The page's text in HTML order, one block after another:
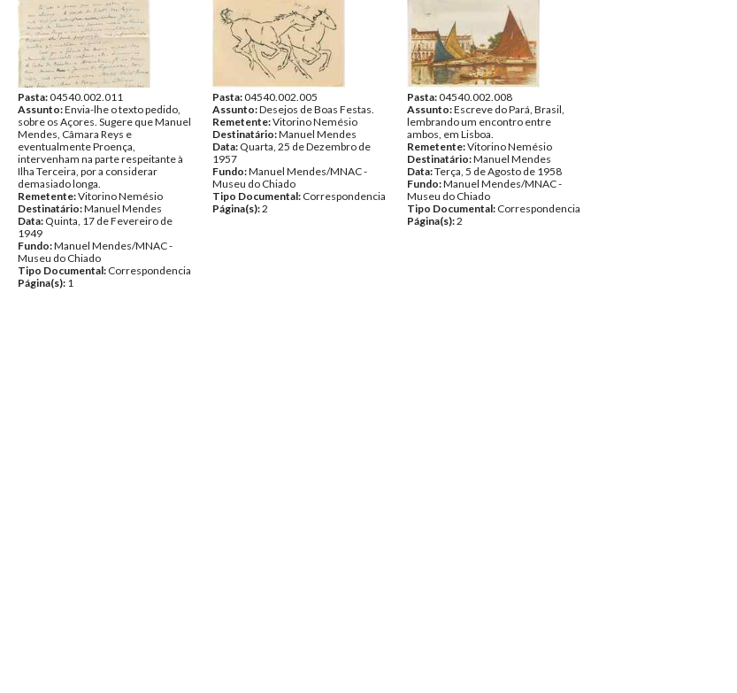
Pasta:04540.002.011
Assunto:Envia-lhe o texto pedido,
sobre os Açores. Sugere que Manuel
Mendes, Câmara Reys e
eventualmente Proença,
intervenham na parte respeitante à
Ilha Terceira, por a considerar
demasiado longa.
Remetente:Vitorino Nemésio
Destinatário:Manuel Mendes
Data: Quinta, 17 de Fevereiro de
1949
Fundo:Manuel Mendes/MNAC -
Museu do Chiado
Tipo Documental: Correspondencia
Página(s): 1
Pasta:04540.002.005
Assunto:Desejos de Boas Festas.
Remetente:Vitorino Nemésio
Destinatário:Manuel Mendes
Data: Quarta, 25 de Dezembro de
1957
Fundo:Manuel Mendes/MNAC -
Museu do Chiado
Tipo Documental: Correspondencia
Página(s):2
Pasta:04540.002.008
Assunto:Escreve do Pará, Brasil,
lembrando um encontro entre
ambos, em Lisboa.
Remetente:Vitorino Nemésio
Destinatário:Manuel Mendes
Data:Terça, 5 de Agosto de 1958
Fundo:Manuel Mendes/MNAC -
Museu do Chiado
Tipo Documental: Correspondencia
Página(s):2